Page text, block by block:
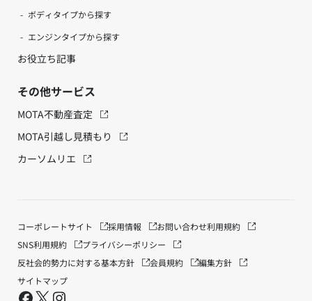
ボディタイプから探す
エンジンタイプから探す
お役立ち記事
その他サービス
MOTA不動産査定
MOTA引越し見積もり
カーソムリエ
コーポレートサイト 採用情報 お問い合わせ利用規約
SNS利用規約
プライバシーポリシー
反社会的勢力に対する基本方針
会員規約
編集方針
サイトマップ